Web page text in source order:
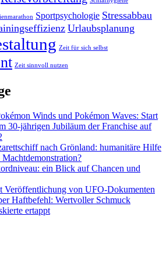
Sportpsychologie Stressabbau
Urlaubsplanung
Zeit für sich selbst
Zeit sinnvoll nutzen
Winds und Pokémon Waves: Start
30-jährigen Jubiläum der Franchise auf
nach Grönland: humanitäre Hilfe
ein Blick auf Chancen und
Veröffentlichung von UFO-Dokumenten
Haftbefehl: Wertvoller Schmuck
ertappt